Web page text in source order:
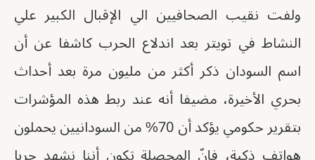
ولفت نقيب الصحافيين الي الإقبال الكبير علي
النشاط في تويتر بعد اندلاع الحرب كاشفا عن أن
اسم السودان ذكر أكثر من مليون مرة بعد أحداث
بحري الأخيرة، مضيفا أنه عند ربط هذه المؤشرات
بتقرير حكومي يؤكد أن 70% من السودانيين يحملون